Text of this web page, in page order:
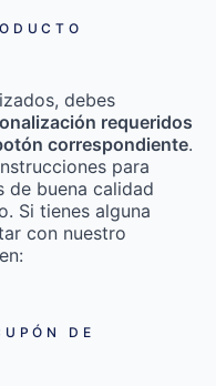
debes
requeridos
correspondiente.
para
de buena calidad
Si tienes alguna
con nuestro
DE